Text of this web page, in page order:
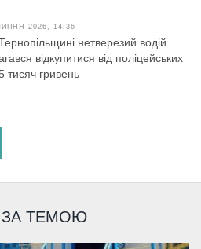
2026, 14:36
нетверезий водій
відкупитися від поліцейських
тисяч гривень
ЗА ТЕМОЮ